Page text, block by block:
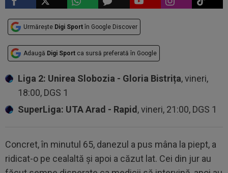
Urmărește Digi Sport în Google Discover
Adaugă Digi Sport ca sursă preferată în Google
Liga 2: Unirea Slobozia - Gloria Bistrița, vineri,
18:00, DGS 1
SuperLiga: UTA Arad - Rapid , vineri, 21:00, DGS 1
Concret, în minutul 65, danezul a pus mâna la piept, a
ridicat-o pe cealaltă și apoi a căzut lat. Cei din jur au